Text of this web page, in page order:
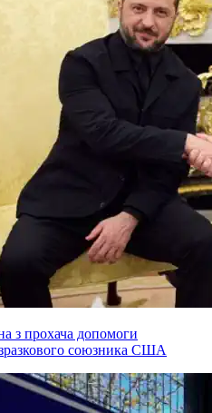
з прохача допомоги
союзника США